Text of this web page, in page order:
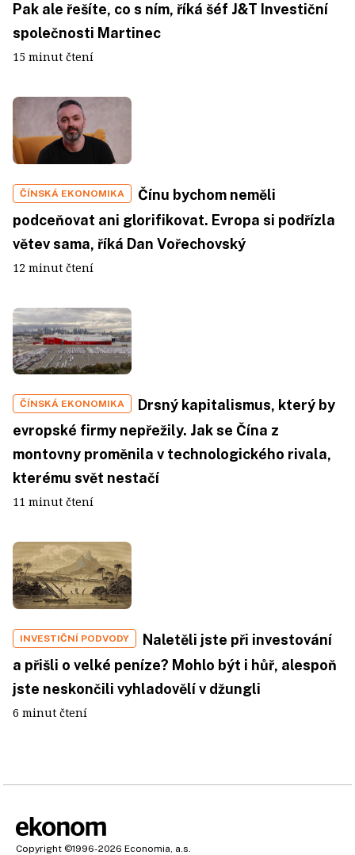
Pak ale řešíte, co s ním, říká šéf J&T Investiční
společnosti Martinec
15 minut čtení
ČÍNSKÁ EKONOMIKA
Čínu bychom neměli
podceňovat ani glorifikovat. Evropa si podřízla
větev sama, říká Dan Vořechovský
12 minut čtení
ČÍNSKÁ EKONOMIKA
Drsný kapitalismus, který by
evropské firmy nepřežily. Jak se Čína z
montovny proměnila v technologického rivala,
kterému svět nestačí
11 minut čtení
INVESTIČNÍ PODVODY
Naletěli jste při investování
a přišli o velké peníze? Mohlo být i hůř, alespoň
jste neskončili vyhladovělí v džungli
6 minut čtení
Copyright ©1996-2026 Economia, a.s.